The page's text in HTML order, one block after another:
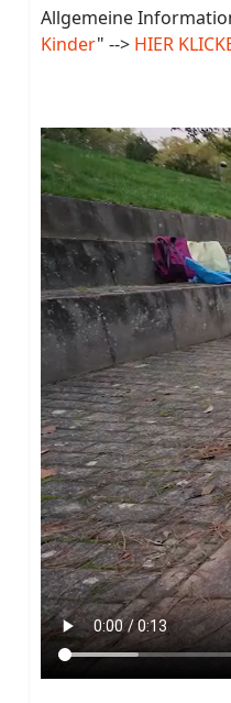
Allgemeine
Kinder" --> HIER